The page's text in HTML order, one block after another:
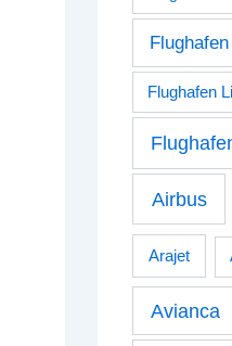
Flughafen
Airbus
Arajet
Avianca